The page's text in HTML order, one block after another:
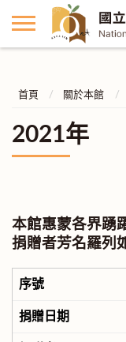
首頁 關於本館
2021年
本館惠蒙各界踴
捐贈者芳名羅列